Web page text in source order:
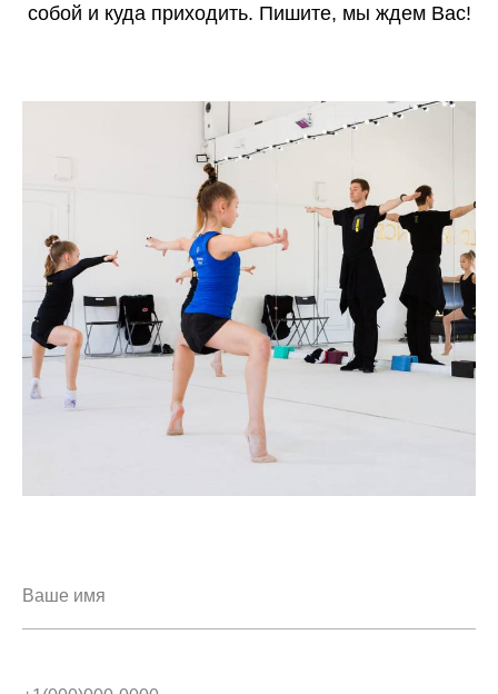
собой и куда приходить. Пишите, мы ждем Вас!